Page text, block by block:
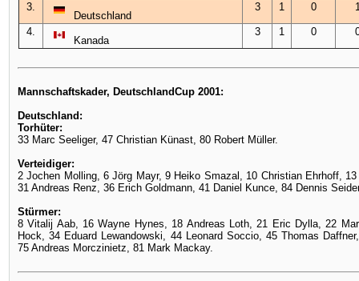
3.
Deutschland
3 1 0
4.
Kanada
3 1 0
Mannschaftskader, DeutschlandCup 2001:
Deutschland:
Torhüter:
33 Marc Seeliger, 47 Christian Künast, 80 Robert Müller.
Verteidiger:
2 Jochen Molling, 6 Jörg Mayr, 9 Heiko Smazal, 10 Christian Ehrhoff,
31 Andreas Renz, 36 Erich Goldmann, 41 Daniel Kunce, 84 Dennis
Stürmer:
8 Vitalij Aab, 16 Wayne Hynes, 18 Andreas Loth, 21 Eric Dylla, 22
Hock, 34 Eduard Lewandowski, 44 Leonard Soccio, 45 Thomas
75 Andreas Morczinietz, 81 Mark Mackay.